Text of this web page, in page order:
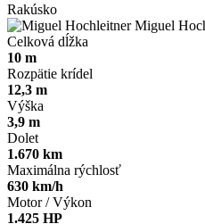
Rakúsko
Miguel
Celková dĺžka
10 m
Rozpätie krídel
12,3 m
Výška
3,9 m
Dolet
1.670 km
Maximálna rýchlosť
630 km/h
Motor / Výkon
1.425 HP